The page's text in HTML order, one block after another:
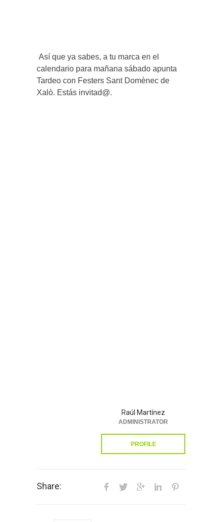
Así que ya sabes, a tu marca en el
calendario para mañana sábado apunta
Tardeo con Festers Sant Domènec de
Xalò. Estás invitad@.
Raúl Martínez
ADMINISTRATOR
PROFILE
Share: